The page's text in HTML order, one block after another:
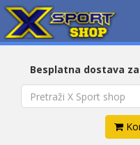
Besplatna dostava